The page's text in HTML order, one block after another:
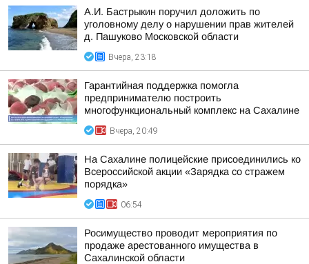
А.И. Бастрыкин поручил доложить по
уголовному делу о нарушении прав жителей
д. Пашуково Московской области
Вчера, 23:18
Гарантийная поддержка помогла
предпринимателю построить
многофункциональный комплекс на Сахалине
Вчера, 20:49
На Сахалине полицейские присоединились ко
Всероссийской акции «Зарядка со стражем
порядка»
06:54
Росимущество проводит мероприятия по
продаже арестованного имущества в
Сахалинской области